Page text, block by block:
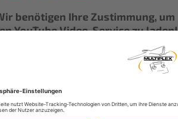
benötigen Ihre Zustimmung, um
YouTube Video-Service zu laden!
Wir verwenden einen Service eines
Drittanbieters, um Videoinhalte einzubetten.
Dieser Service kann Daten zu Ihren Aktivitäten
Bitte lesen Sie die Details durch und
Sie der Nutzung des Service zu, um
dieses Video anzusehen.